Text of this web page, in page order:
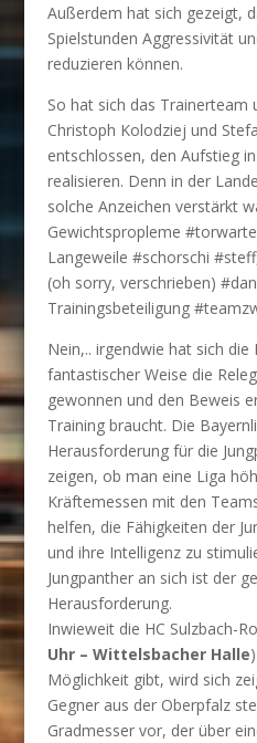
Außerdem hat sich gezeigt,
Spielstunden Aggressivität
reduzieren können.
So hat sich das Trainerteam
Christoph Kolodziej und
entschlossen, den Aufstieg
realisieren. Denn in der
solche Anzeichen verstärkt
Gewichtspropleme
Langeweile #schorschi
(oh sorry, verschrieben)
Trainingsbeteiligung
Nein,.. irgendwie hat sich
fantastischer Weise die
gewonnen und den Beweis
Training braucht. Die
Herausforderung für die
zeigen, ob man eine Liga
Kräftemessen mit den
helfen, die Fähigkeiten der
und ihre Intelligenz zu
Jungpanther an sich ist der
Herausforderung.
Inwieweit die HC Sulzbach-
Uhr – Wittelsbacher Halle
Möglichkeit gibt, wird sich
Gegner aus der Oberpfalz
Gradmesser vor, der über